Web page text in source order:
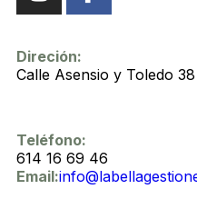
Teléfono:
614 16 69 46
Email:
Direción:
Calle Asensio y Toledo